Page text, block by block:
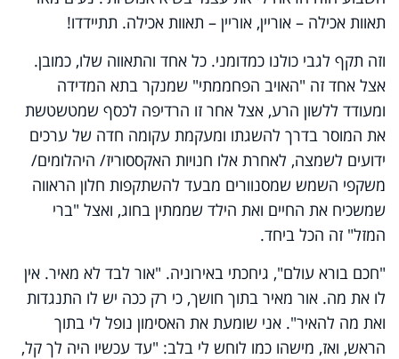
תאוות אכילה – אוריין, אוריין – תאוות אכילה. תתיידדו!
וזה תקף לגבי כולנו כמדומני. כל אחד והתאווה שלו, כמובן.
אצל אחד זה "האויב הפחממתי" שמנקר בתא המדידה
ומעודד ללשון הרע, אצל אחר זו הרדיפה לכסף שמטשטשת
את המוסר בדרך להשגתו ומעקמת עקומה חדה של ערכים
ידועים לשמצה, לאחרת אלו חנויות האקססוריז/ היהלומים/
משקפי השמש שמסנוורים מבעד להשתקפות חלון הראווה
שמשכיח את החיים ואת הילד שממתין בחוג, ואצל "ברי
המזל" זה הכל ביחד.
"חכם בורא עולם", גיחכתי באירוניה. "אור לבד לא מאיר. אין
לו את מה. אור מאיר בתוך חושך, כי רק ככה יש לו התנגדות
ואת מה להאיר". אני שומעת את האסימון נופל לי בתוך
הראש, ואז, מישהו כמו לוחש לי בלב: "עד עכשיו היה לך קל,